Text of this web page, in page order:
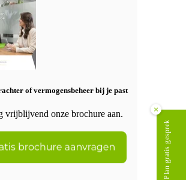
of vermogensbeheer bij je past
vrijblijvend onze brochure aan. ×
Plan gratis gesprek